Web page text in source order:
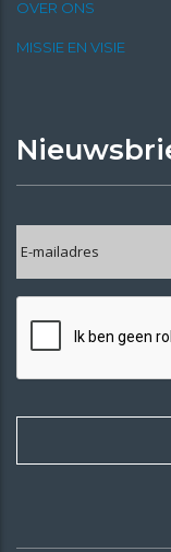
OVER ONS
MISSIE EN VISIE
mailadres *
CAPTCHA